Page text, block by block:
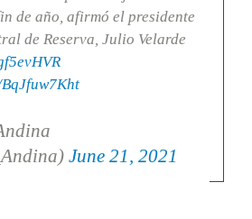
de año, afirmó el presidente
de Reserva, Julio Velarde
June 21, 2021